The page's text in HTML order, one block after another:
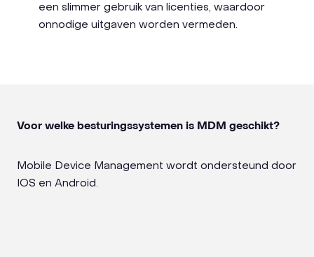
een slimmer gebruik van licenties, waardoor
onnodige uitgaven worden vermeden.
Voor welke besturingssystemen is MDM geschikt?
Mobile Device Management wordt ondersteund door
IOS en Android.